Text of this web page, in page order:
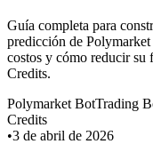
Guía completa para
predicción de
costos y cómo reducir su
Credits.
Polymarket BotTrading
Credits
•3 de abril de 2026